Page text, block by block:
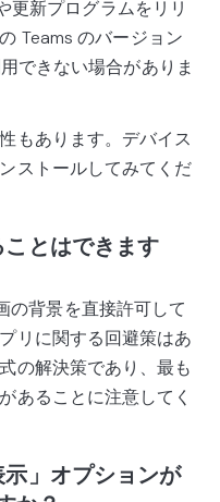
新プログラムをリリ
Teams のバージョン
できない場合がありま
もあります。デバイス
ストールしてみてくだ
とはできます
背景を直接許可して
リに関する回避策はあ
の解決策であり、最も
あることに注意してく
」オプションが